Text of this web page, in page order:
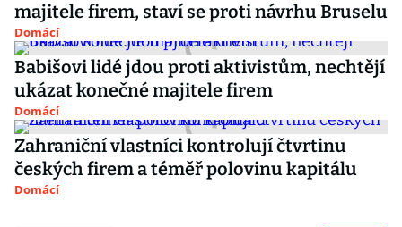
majitele firem, staví se proti návrhu Bruselu
Domácí
Babišovi lidé jdou proti aktivistům, nechtějí
ukázat konečné majitele firem
Domácí
Zahraniční vlastníci kontrolují čtvrtinu
českých firem a téměř polovinu kapitálu
Domácí